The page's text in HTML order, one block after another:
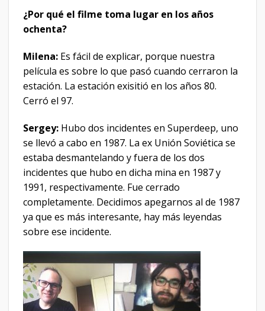
¿Por qué el filme toma lugar en los años
ochenta?
Milena: Es fácil de explicar, porque nuestra
película es sobre lo que pasó cuando cerraron la
estación. La estación exisitió en los años 80.
Cerró el 97.
Sergey: Hubo dos incidentes en Superdeep, uno
se llevó a cabo en 1987. La ex Unión Soviética se
estaba desmantelando y fuera de los dos
incidentes que hubo en dicha mina en 1987 y
1991, respectivamente. Fue cerrado
completamente. Decidimos apegarnos al de 1987
ya que es más interesante, hay más leyendas
sobre ese incidente.